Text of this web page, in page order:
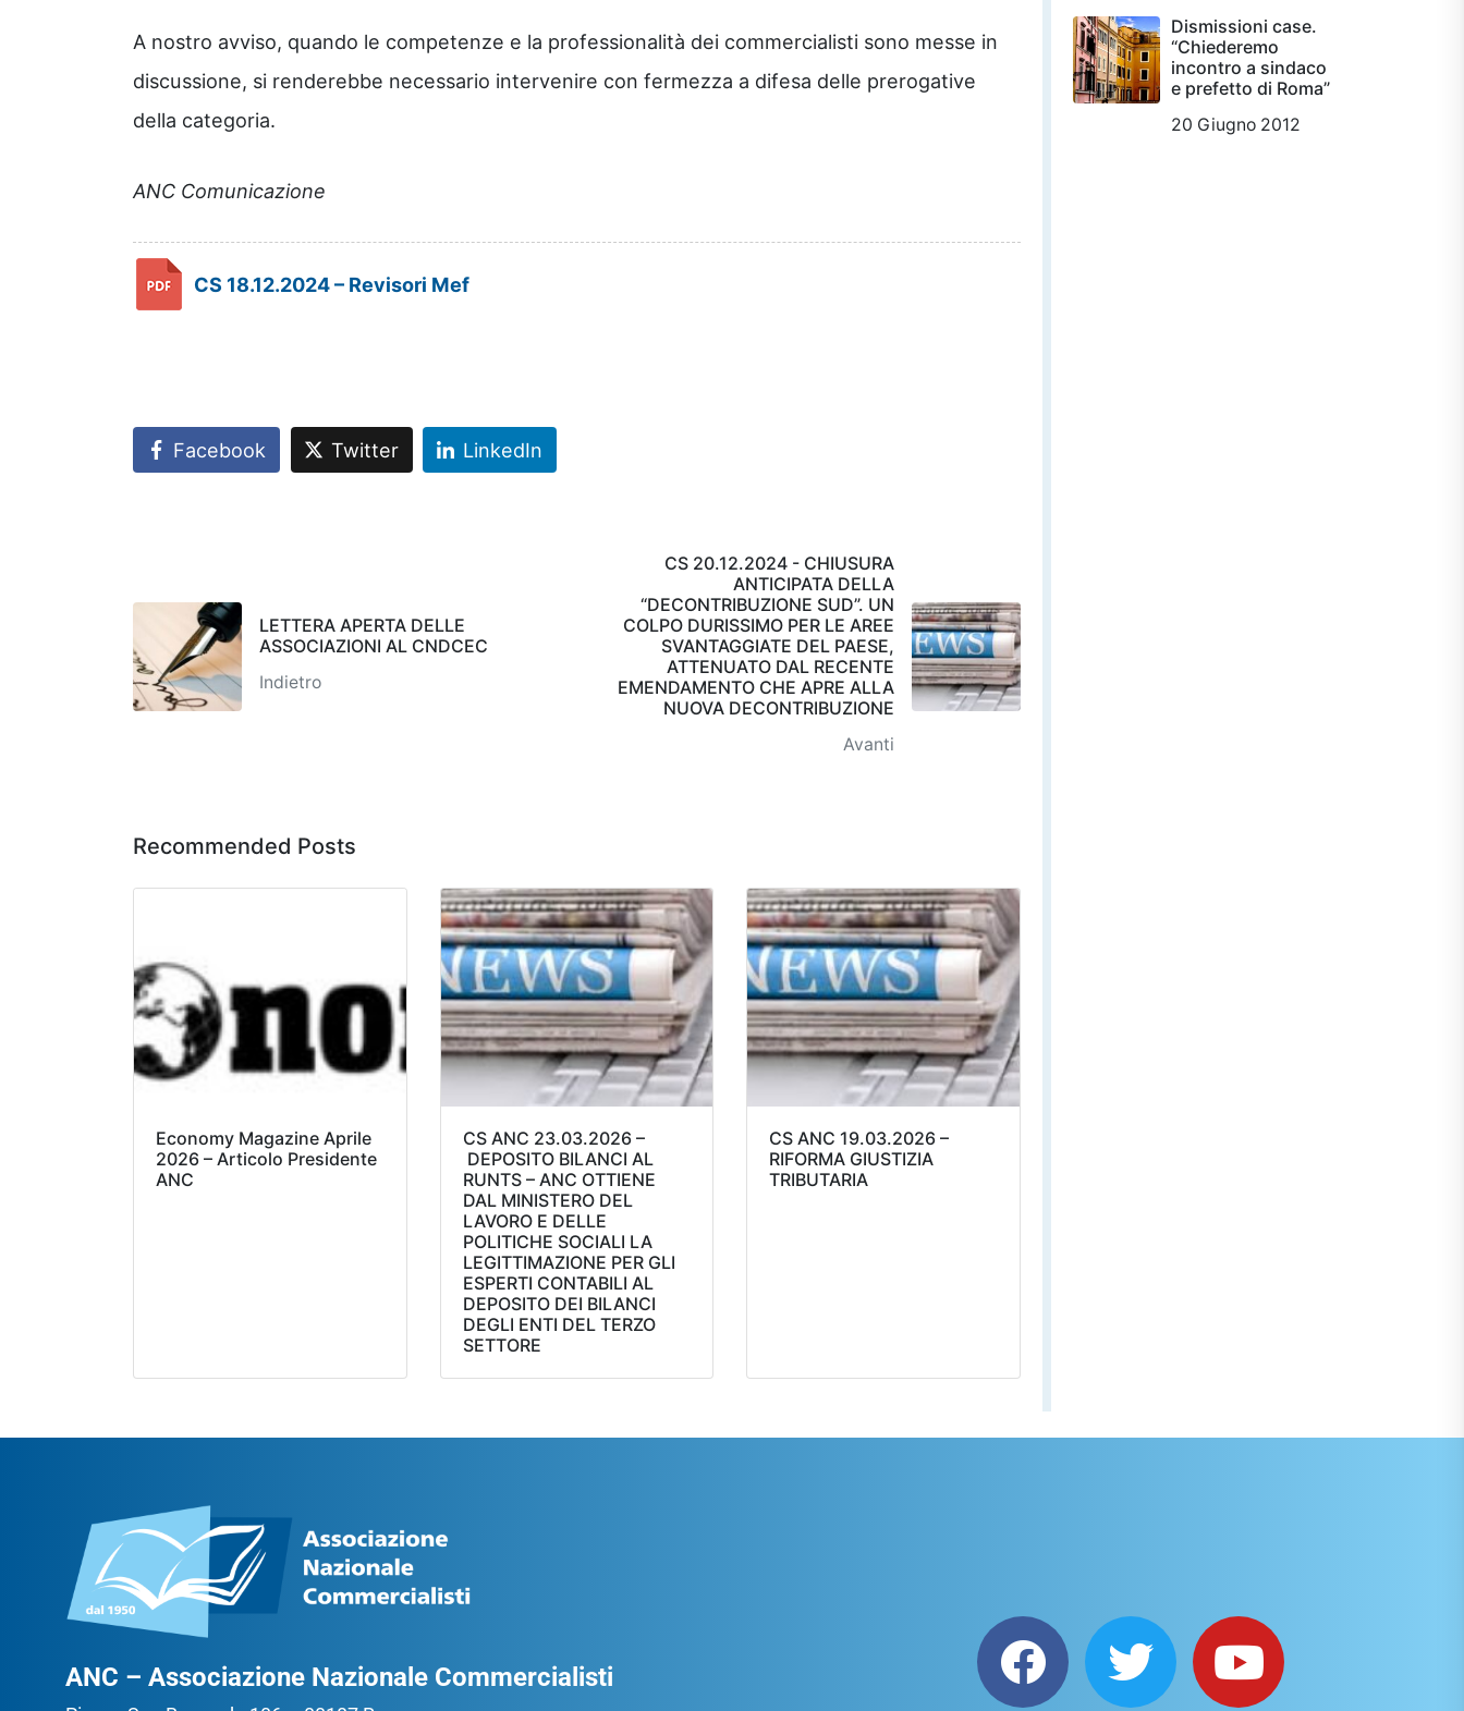
A nostro avviso, quando le competenze e la professionalità dei commercialisti sono messe in
discussione, si renderebbe necessario intervenire con fermezza a difesa delle prerogative
della categoria.
ANC Comunicazione
CS 18.12.2024 – Revisori Mef
Facebook Twitter LinkedIn
LETTERA APERTA DELLE
ASSOCIAZIONI AL CNDCEC
Indietro
CS 20.12.2024 - CHIUSURA
ANTICIPATA DELLA
“DECONTRIBUZIONE SUD”. UN
COLPO DURISSIMO PER LE AREE
SVANTAGGIATE DEL PAESE,
ATTENUATO DAL RECENTE
EMENDAMENTO CHE APRE ALLA
NUOVA DECONTRIBUZIONE
Avanti
Recommended Posts
Economy Magazine Aprile
2026 – Articolo Presidente
ANC
CS ANC 23.03.2026 –
DEPOSITO BILANCI AL
RUNTS – ANC OTTIENE
DAL MINISTERO DEL
LAVORO E DELLE
POLITICHE SOCIALI LA
LEGITTIMAZIONE PER GLI
ESPERTI CONTABILI AL
DEPOSITO DEI BILANCI
DEGLI ENTI DEL TERZO
SETTORE
CS ANC 19.03.2026 –
RIFORMA GIUSTIZIA
TRIBUTARIA
Dismissioni case.
“Chiederemo
incontro a sindaco
e prefetto di Roma”
20 Giugno 2012
ANC – Associazione Nazionale Commercialisti